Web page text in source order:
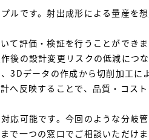
ルです。射出成形による量産を
て評価・検証を行うことができ
後の設計変更リスクの低減につな
3Dデータの作成から切削加工
へ反映することで、品質・コス
応可能です。今回のような分岐
で一つの窓口でご相談いただけま